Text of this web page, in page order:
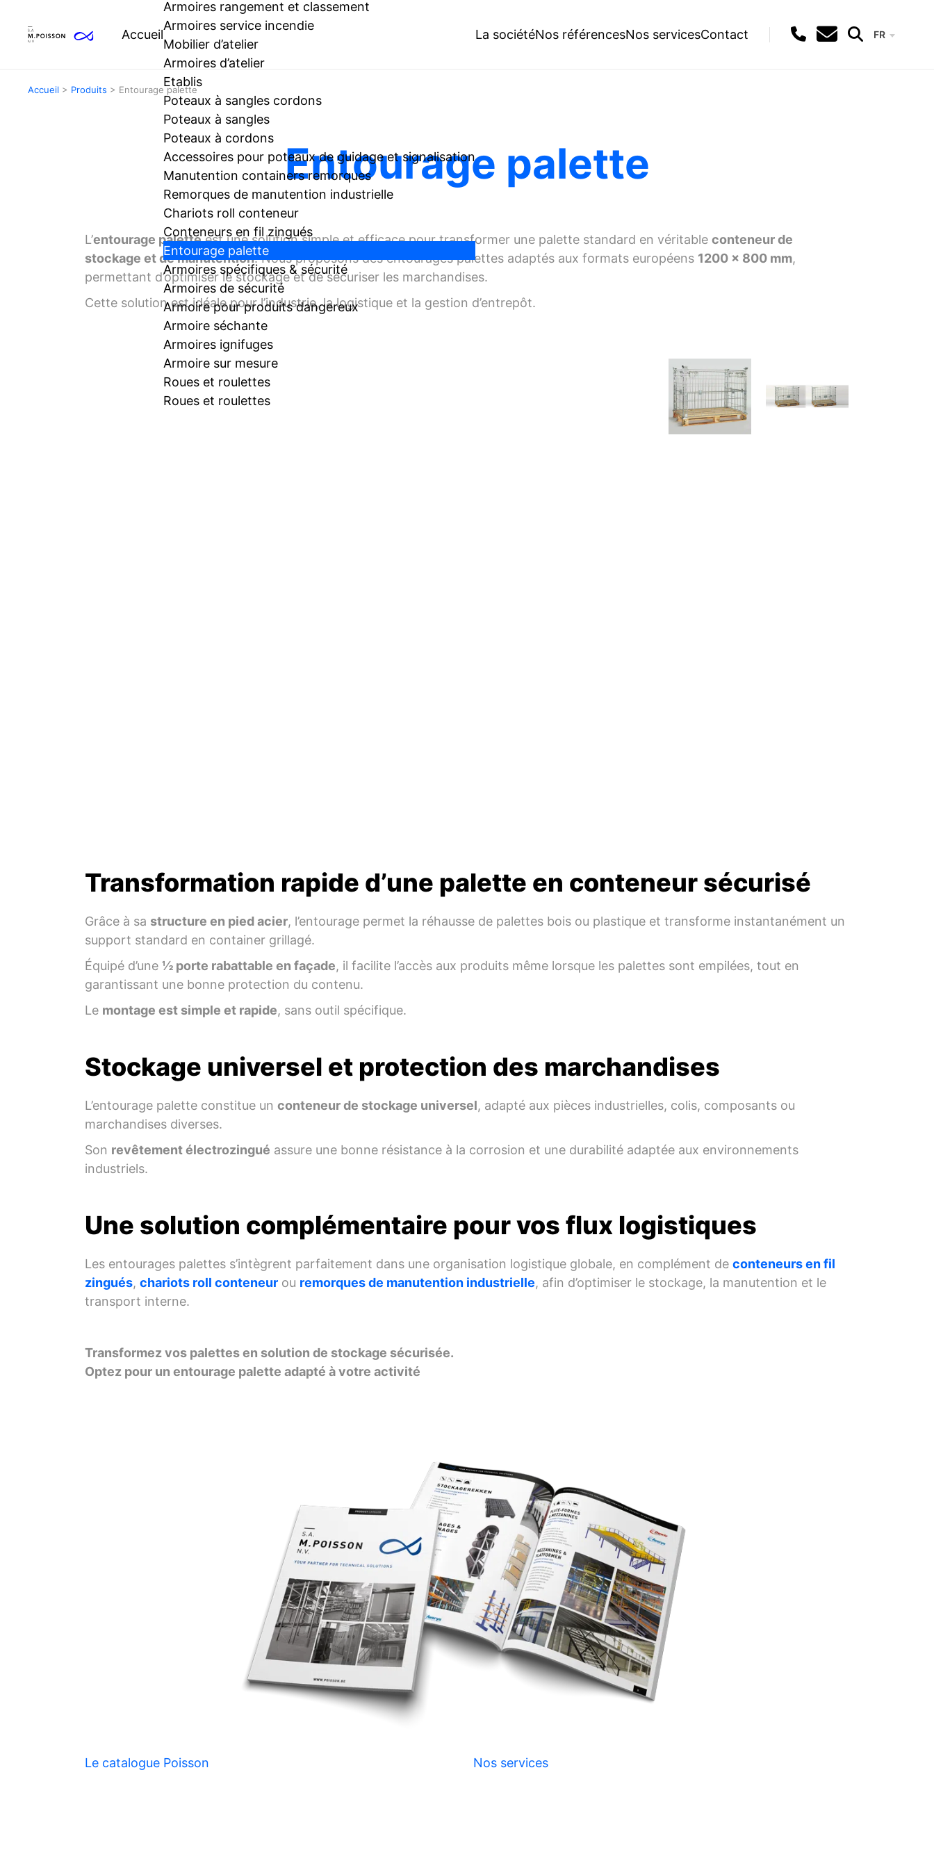
Accueil
Armoires rangement et classement
Armoires service incendie
Mobilier d’atelier
Armoires d’atelier
Etablis
Poteaux à sangles cordons
Poteaux à sangles
Poteaux à cordons
Accessoires pour poteaux de guidage et signalisation
Manutention containers remorques
Remorques de manutention industrielle
Chariots roll conteneur
Conteneurs en fil zingués
Entourage palette
Armoires spécifiques & sécurité
Armoires de sécurité
Armoire pour produits dangereux
Armoire séchante
Armoires ignifuges
Armoire sur mesure
Roues et roulettes
Roues et roulettes
La sociétéNos référencesNos servicesContact FR
Accueil > Produits > Entourage palette
Entourage palette
L’entourage paletteest une solution simple et efficace pour transformer une palette standard en véritable conteneur de
stockage et de manutention. Nous proposons des entourages palettes adaptés aux formats européens 1200 x 800 mm,
permettant d’optimiser le stockage et de sécuriser les marchandises.
Cette solution est idéale pour l’industrie, la logistique et la gestion d’entrepôt.
Transformation rapide d’une palette en conteneur sécurisé
Grâce à sa structure en pied acier, l’entourage permet la réhausse de palettes bois ou plastique et transforme instantanément un
support standard en container grillagé.
Équipé d’une ½ porte rabattable en façade, il facilite l’accès aux produits même lorsque les palettes sont empilées, tout en
garantissant une bonne protection du contenu.
Le montage est simple et rapide, sans outil spécifique.
Stockage universel et protection des marchandises
L’entourage palette constitue un conteneur de stockage universel, adapté aux pièces industrielles, colis, composants ou
marchandises diverses.
Son revêtement électrozingué assure une bonne résistance à la corrosion et une durabilité adaptée aux environnements
industriels.
Une solution complémentaire pour vos flux logistiques
Les entourages palettes s’intègrent parfaitement dans une organisation logistique globale, en complément de conteneurs en fil
zingués, chariots roll conteneur ou remorques de manutention industrielle, afin d’optimiser le stockage, la manutention et le
transport interne.
Transformez vos palettes en solution de stockage sécurisée.
Optez pour un entourage palette adapté à votre activité
Le catalogue Poisson Nos services